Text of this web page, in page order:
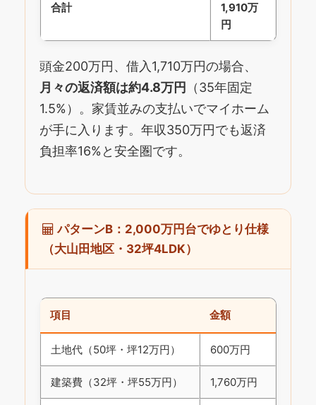
合計
1,910万
円
頭金200万円、借入1,710万円の場合、
月々の返済額は約4.8万円
（35年固定
1.5%）。家賃並みの支払いでマイホーム
が手に入ります。年収350万円でも返済
負担率16%と安全圏です。
パターンB：2,000万円台でゆとり仕様
（大山田地区・32坪4LDK）
項目 金額
土地代（50坪・坪12万円） 600万円
建築費（32坪・坪55万円） 1,760万円